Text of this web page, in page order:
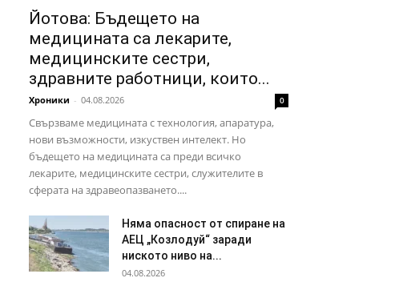
Йотова: Бъдещето на
медицината са лекарите,
медицинските сестри,
здравните работници, които...
Хроники - 04.08.2026 0
Свързваме медицината с технология, апаратура,
нови възможности, изкуствен интелект. Но
бъдещето на медицината са преди всичко
лекарите, медицинските сестри, служителите в
сферата на здравеопазването....
Няма опасност от спиране на
АЕЦ „Козлодуй“ заради
ниското ниво на...
04.08.2026